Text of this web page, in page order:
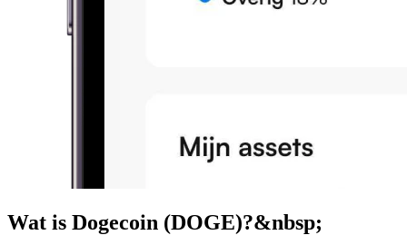
Wat is Dogecoin (DOGE)?&nbsp;